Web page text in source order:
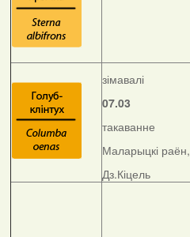
зімавалі
07.03
такаванне
Маларыцкі раён,
Дз.Кіцель